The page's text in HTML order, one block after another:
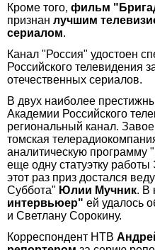
Кроме того, фильм
признан лучшим
сериалом.
Канал "Россия" удостоен
Российского телевидения
отечественных сериалов.
В двух наиболее
Академии Российского
региональный канал.
томская
аналитическую программу
еще одну статуэтку
этот раз приз достался
Суббота" Юлии Мучник. В
интервьюер" ей удалось
и Светлану Сорокину.
Корреспондент НТВ